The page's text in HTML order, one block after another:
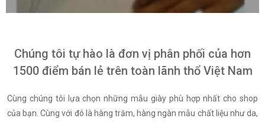
Chúng tôi tự hào là đơn vị phân phối của hơn
1500 điểm bán lẻ trên toàn lãnh thổ Việt Nam
Cùng chúng tôi lựa chọn những mẫu giày phù hợp nhất cho shop
của bạn. Cùng với đó là hàng trăm, hàng ngàn mẫu chất liệu như da,